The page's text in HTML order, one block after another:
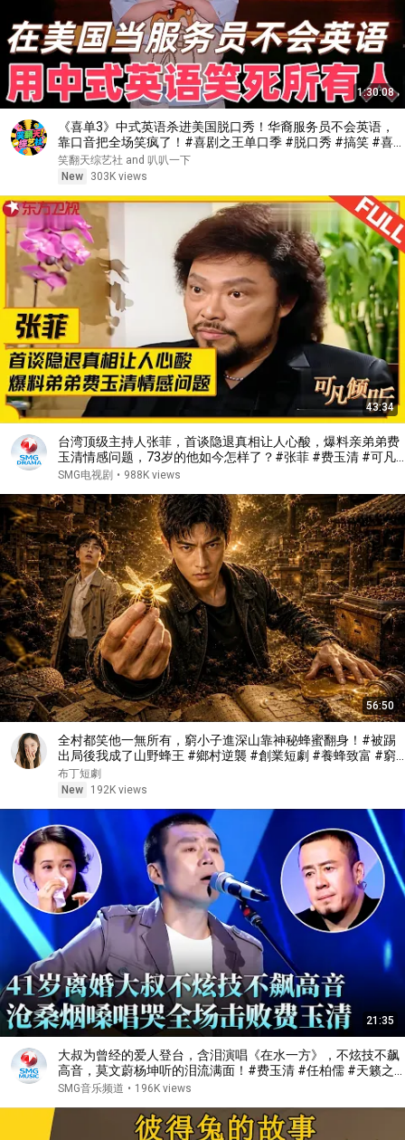
1:30:08
《喜单3》中式英语杀进美国脱口秀！华裔服务员不会英语，
靠口音把全场笑疯了！#喜剧之王单口季 #脱口秀 #搞笑 #喜
剧 #funny #综艺
笑翻天综艺社 and 叭叭一下
New
303K views
43:34
台湾顶级主持人张菲，首谈隐退真相让人心酸，爆料亲弟弟费
玉清情感问题，73岁的他如今怎样了？#张菲 #费玉清 #可凡
倾听 FULL
SMG电视剧 • 988K views
56:50
全村都笑他一無所有，窮小子進深山靠神秘蜂蜜翻身！#被踢
出局後我成了山野蜂王 #鄉村逆襲 #創業短劇 #養蜂致富 #窮
小子逆襲 #打臉爽劇 #白手起家 #人生翻盤 #熱門短劇
布丁短劇
New
192K views
21:35
大叔为曾经的爱人登台，含泪演唱《在水一方》，不炫技不飙
高音，莫文蔚杨坤听的泪流满面！#费玉清 #任柏儒 #天籁之
战1 精华版 clip
SMG音乐频道 • 196K views